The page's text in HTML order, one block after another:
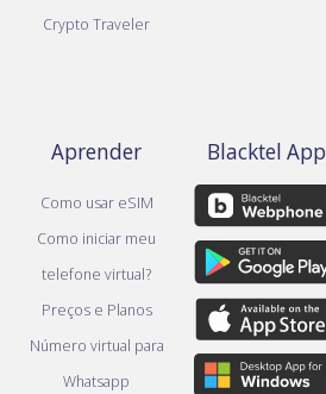
Crypto Traveler
Aprender
Como usar eSIM
Como iniciar meu
telefone virtual?
Preços e Planos
Número virtual para
Whatsapp
Blacktel App